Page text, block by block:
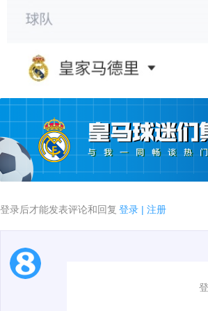
登录后才能发表评论和回复 登录 | 注册
1.电脑端新用户可以发表评